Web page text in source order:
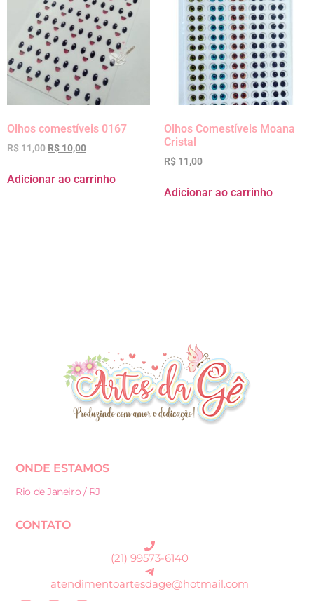
Olhos comestíveis 0167
R$11,00 R$ 10,00
Adicionar ao carrinho
Olhos Comestíveis Moana
Cristal
R$ 11,00
Adicionar ao carrinho
ONDE ESTAMOS
Rio de Janeiro / RJ
CONTATO
(21) 99573-6140
atendimentoartesdage@hotmail.com